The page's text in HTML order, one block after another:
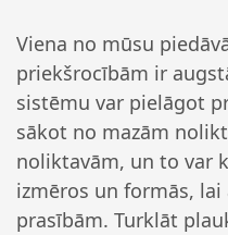
Viena no mūsu
priekšrocībām ir
sistēmu var pielāgot
sākot no mazām
noliktavām, un to var
izmēros un formās,
prasībām. Turklāt